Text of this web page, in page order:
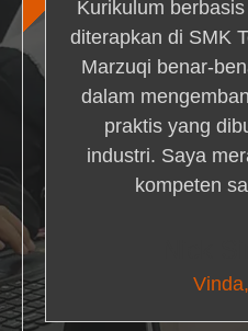
Kurikulum
diterapkan di SMK
Marzuqi benar-
dalam
praktis yang
industri. Saya
kompeten